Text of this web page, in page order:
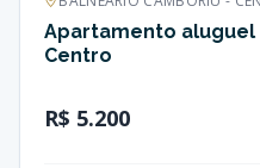
Apartamento aluguel
Centro
R$ 5.200